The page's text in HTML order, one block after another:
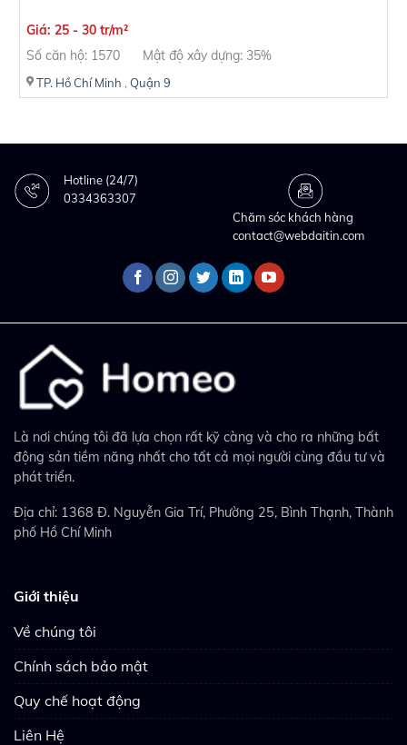
Giá: 25 - 30 tr/m²
Số căn hộ: 1570
Mật độ xây dựng: 35%
TP. Hồ Chí Minh , Quận 9
Hotline (24/7)
0334363307
Chăm sóc khách hàng
contact@webdaitin.com
Là nơi chúng tôi đã lựa chọn rất kỹ càng và cho ra những bất
động sản tiềm năng nhất cho tất cả mọi người cùng đầu tư và
phát triển.
Địa chỉ: 1368 Đ. Nguyễn Gia Trí, Phường 25, Bình Thạnh, Thành
phố Hồ Chí Minh
Giới thiệu
Về chúng tôi
Chính sách bảo mật
Quy chế hoạt động
Liên Hệ